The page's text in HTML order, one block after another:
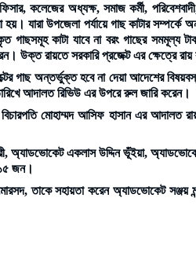
কলেজের অধ্যক্ষ, সমাজ কর্মী,
হয়। যারা উপজেলা পর্যায়ে গাছ কাটার
গাছসমূহ কাটা যাবে না বরং গাছের সমমূল্য
উক্ত রায়তে সরকারি প্রজেক্ট এর ক্ষেত্রে রায়
গাছ অন্তর্ভুক্ত হবে না দেয়া আদেশের
আদালত রিভিউ এর উপরে রুল জারি করেন।
বিচারপতি মোহাম্মদ আসিফ হাসান এর আদালত
একলাস উদ্দিন ভূঁইয়া, অ্যাডভোকেট
জন।
তাকে সহায়তা করেন অ্যাডভোকেট সঞ্জয়